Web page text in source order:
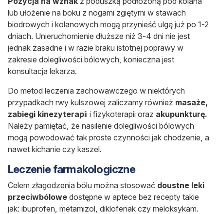
lub ułożenie na boku z nogami zgiętymi w stawach
biodrowych i kolanowych mogą przynieść ulgę już po 1-2
dniach. Unieruchomienie dłuższe niż 3-4 dni nie jest
jednak zasadne i w razie braku istotnej poprawy w
zakresie dolegliwości bólowych, konieczna jest
konsultacja lekarza.
Do metod leczenia zachowawczego w niektórych
przypadkach rwy kulszowej zaliczamy również masaże,
zabiegi kinezyterapii i fizykoterapii oraz akupunkturę.
Należy pamiętać, że nasilenie dolegliwości bólowych
mogą powodować tak proste czynności jak chodzenie, a
nawet kichanie czy kaszel.
Leczenie farmakologiczne
Celem złagodzenia bólu można stosować doustne leki
przeciwbólowe dostępne w aptece bez recepty takie
jak: ibuprofen, metamizol, diklofenak czy meloksykam.